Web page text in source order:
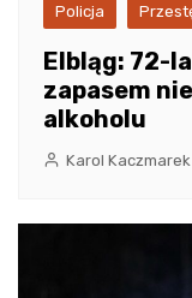
Policja
Elbląg: 72-
zapasem
alkoholu
Karol Kaczmarek